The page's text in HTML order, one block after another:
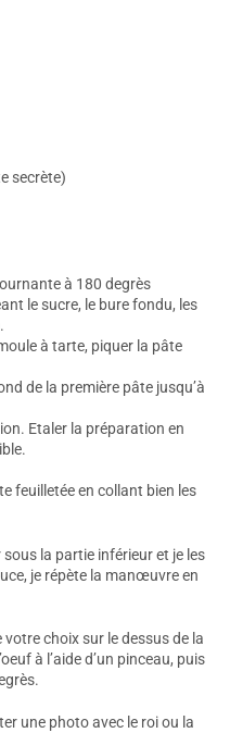
secrète)
à 180 degrès
le sucre, le bure fondu, les
à tarte, piquer la pâte
de la première pâte jusqu’à
Etaler la préparation en
feuilletée en collant bien les
la partie inférieur et je les
je répète la manœuvre en
choix sur le dessus de la
à l’aide d’un pinceau, puis
une photo avec le roi ou la